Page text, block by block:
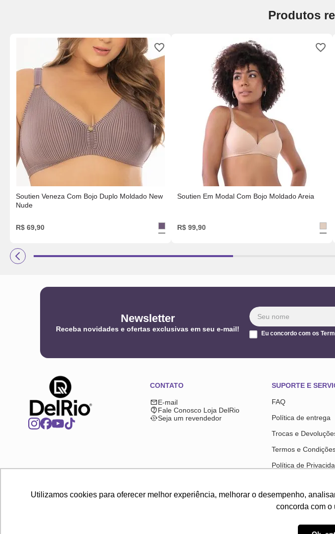
Utilizamos cookies para oferecer melhor experiência, melhorar o desempenho,
concorda com o
Produtos
Soutien Veneza Com Bojo Duplo Moldado New
Nude
R$ 69,90
Soutien Em Modal Com Bojo Moldado Areia
R$ 99,90
Newsletter
Receba novidades e ofertas exclusivas em seu e-mail!
Eu concordo com os
CONTATO
E-mail
Fale Conosco Loja DelRio
Seja um revendedor
SUPORTE E
FAQ
Política de entrega
Trocas e
Termos e
Política de
Regulamentos